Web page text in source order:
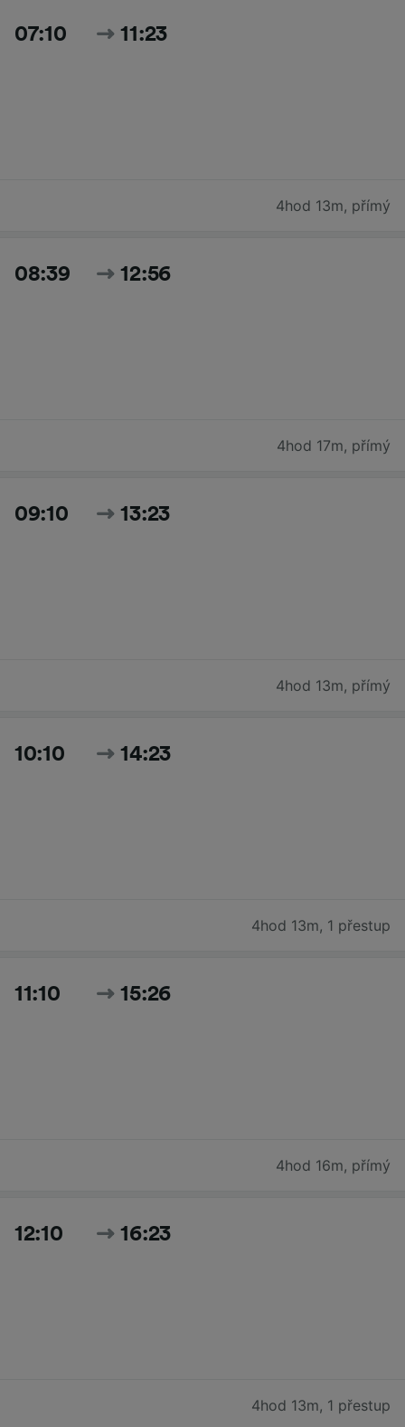
07:10 11:23
4hod 13m, přímý
08:39 12:56
4hod 17m, přímý
09:10 13:23
4hod 13m, přímý
10:10 14:23
4hod 13m, 1 přestup
11:10 15:26
4hod 16m, přímý
12:10 16:23
4hod 13m, 1 přestup